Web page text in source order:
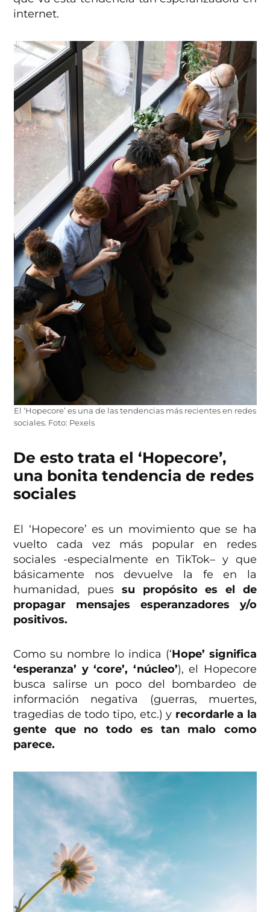
internet.
El ‘Hopecore’ es una de las tendencias más recientes en redes
sociales. Foto: Pexels
De esto trata el ‘Hopecore’,
una bonita tendencia de redes
sociales
El ‘Hopecore’ es un movimiento que se ha
vuelto cada vez más popular en redes
sociales -especialmente en TikTok– y que
básicamente nos devuelve la fe en la
humanidad, pues su propósito es el de
propagar mensajes esperanzadores y/o
positivos.
Como su nombre lo indica (‘Hope’ significa
‘esperanza’ y ‘core’, ‘núcleo’), el Hopecore
busca salirse un poco del bombardeo de
información negativa (guerras, muertes,
tragedias de todo tipo, etc.) y recordarle a la
gente que no todo es tan malo como
parece.